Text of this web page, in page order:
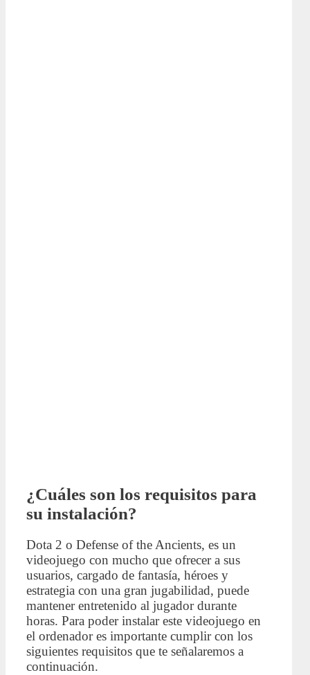
¿Cuáles son los requisitos para
su instalación?
Dota 2 o Defense of the Ancients, es un
videojuego con mucho que ofrecer a sus
usuarios, cargado de fantasía, héroes y
estrategia con una gran jugabilidad, puede
mantener entretenido al jugador durante
horas. Para poder instalar este videojuego en
el ordenador es importante cumplir con los
siguientes requisitos que te señalaremos a
continuación.